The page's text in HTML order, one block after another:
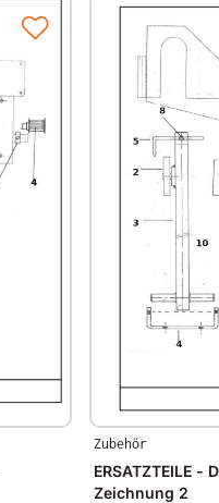
Zubehör
ERSATZTEILE - DEMIN
Zeichnung 2